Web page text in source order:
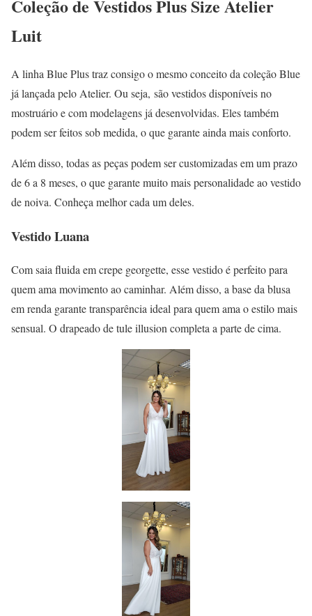
Coleção de Vestidos Plus Size Atelier
Luit
A linha Blue Plus traz consigo o mesmo conceito da coleção Blue
já lançada pelo Atelier. Ou seja, são vestidos disponíveis no
mostruário e com modelagens já desenvolvidas. Eles também
podem ser feitos sob medida, o que garante ainda mais conforto.
Além disso, todas as peças podem ser customizadas em um prazo
de 6 a 8 meses, o que garante muito mais personalidade ao vestido
de noiva. Conheça melhor cada um deles.
Vestido Luana
Com saia fluida em crepe georgette, esse vestido é perfeito para
quem ama movimento ao caminhar. Além disso, a base da blusa
em renda garante transparência ideal para quem ama o estilo mais
sensual. O drapeado de tule illusion completa a parte de cima.